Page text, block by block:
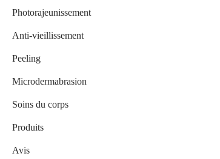
Photorajeunissement
Anti-vieillissement
Peeling
Microdermabrasion
Soins du corps
Produits
Avis